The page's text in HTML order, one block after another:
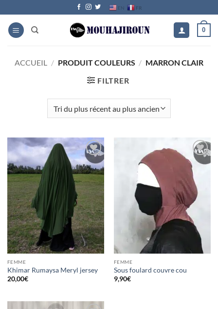
au
contenu
EN FR
0
ACCUEIL / PRODUIT COULEURS / MARRON CLAIR
FILTRER
Ajouter
à la liste
d’envies
FEMME
Khimar Rumaysa Meryl jersey
20,00€
Ajouter
à la liste
d’envies
FEMME
Sous foulard couvre cou
9,90€